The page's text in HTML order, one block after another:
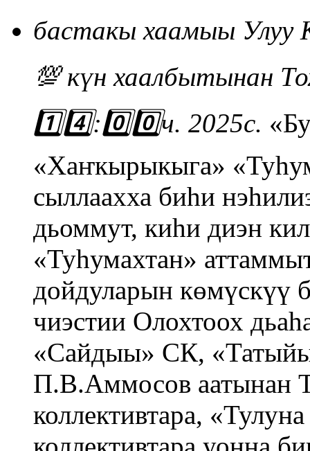
бастакы хаамыы Улуу
💯 күн хаалбытынан
1️⃣4️⃣:0️⃣0️⃣ч. 2025с.
«Хаҥкырыкыга»
сыллаахха биһи
дьоммут, киһи диэн
«Туһумахтан»
дойдуларын көмүскүү
чиэстии Олохтоох
«Сайдыы» СК,
П.В.Аммосов аатынан
коллективтара,